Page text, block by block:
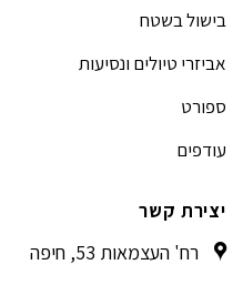
בישול בשטח
אביזרי טיולים ונסיעות
ספורט
עודפים
יצירת קשר
רח' העצמאות 53, חיפה